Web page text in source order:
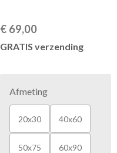
€ 69,00
GRATIS verzending
Afmeting
20x30 40x60
50x75 60x90